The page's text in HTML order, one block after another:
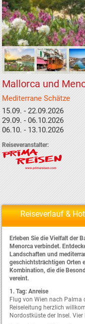
Mallorca und
Mediterrane Schätze
15.09. - 22.09.2026
29.09. - 06.10.2026
06.10. - 13.10.2026
Reiseveranstalter:
Reiseverlauf &
Erleben Sie die Vielfalt der
Menorca verbindet.
Landschaften und
geschichtsträchtigen Orten
Kombination, die die
vereint.
1. Tag: Anreise
Flug von Wien nach Palma
Reiseleitung herzlich
Nordostküste der Insel.